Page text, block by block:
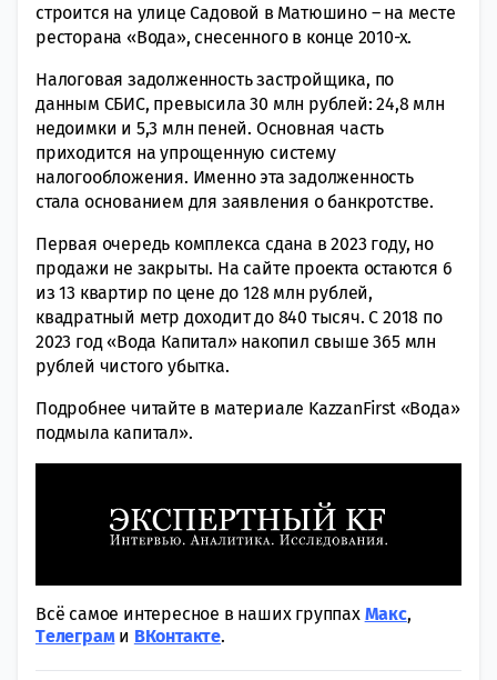
строится на улице Садовой в Матюшино – на месте
ресторана «Вода», снесенного в конце 2010-х.
Налоговая задолженность застройщика, по
данным СБИС, превысила 30 млн рублей: 24,8 млн
недоимки и 5,3 млн пеней. Основная часть
приходится на упрощенную систему
налогообложения. Именно эта задолженность
стала основанием для заявления о банкротстве.
Первая очередь комплекса сдана в 2023 году, но
продажи не закрыты. На сайте проекта остаются 6
из 13 квартир по цене до 128 млн рублей,
квадратный метр доходит до 840 тысяч. С 2018 по
2023 год «Вода Капитал» накопил свыше 365 млн
рублей чистого убытка.
Подробнее читайте в материале KazzanFirst «Вода»
подмыла капитал».
Всё самое интересное в наших группах Макс,
Tелеграми ВКонтакте.